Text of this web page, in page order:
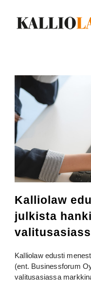
content
Kalliolaw
julkista
Kalliolaw edusti
(ent. Businessforum
valitusasiassa